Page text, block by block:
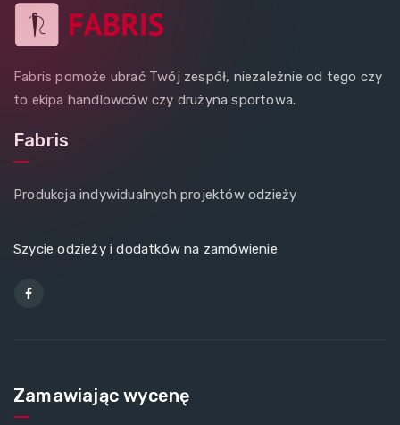
Fabris pomoże ubrać Twój zespół, niezależnie od tego czy
to ekipa handlowców czy drużyna sportowa.
Fabris
Produkcja indywidualnych projektów odzieży
Szycie odzieży i dodatków na zamówienie
Zamawiając wycenę